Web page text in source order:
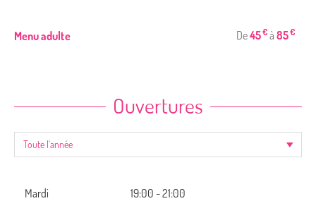
Menu adulte De45€ à 85€
Ouvertures
Mardi 19:00 - 21:00